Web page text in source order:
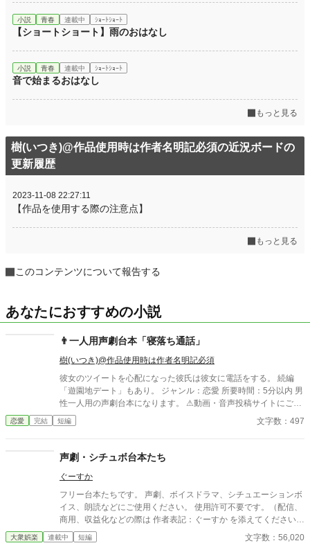
小説 青春 連載中 ｼｮｰﾄｼｮｰﾄ
【ショートショート】雨のおはなし
小説 青春 連載中 ｼｮｰﾄｼｮｰﾄ
音で始まるおはなし
もっと見る
樹(いつき)@作品使用時は作者名明記必須の近況ボードの
更新履歴
2023-11-08 22:27:11
【作品を使用する際の注意点】
もっと見る
このコンテンツについて報告する
あなたにおすすめの小説
👨一人用声劇台本「寝落ち通話」
樹(いつき)@作品使用時は作者名明記必須
彼女のツイートを心配になった彼氏は彼女に電話をする。 続編
「遊園地デート」もあり。 ジャンル：恋愛 所要時間：5分以内 男
性一人用の声劇台本になります。 ⚠動画・音声投稿サイトにご使
用になる場合⚠ ・使用許可は不要ですが、自作発言や転載はもち
ろん禁止です。著作権は放棄しておりません。必ず作者名の樹(い
合には台本使用を禁止します) ・語尾変更や方言などの多少のア
うなアレンジやエフェクトなどはご遠慮願います。 その他の詳細
は【作品を使用する際の注意点】をご覧下さい。
恋愛 完結 短編 文字数：497
声劇・シチュボ台本たち
ぐーすか
フリー台本たちです。 声劇、ボイスドラマ、シチュエーションボ
イス、朗読などにご使用ください。 使用許可不要です。（配信、
商用、収益化などの際は 作者表記：ぐーすか を添えてください。
できれば一報いただけると助かります） 自作発言・過度な改変は
許可していません。
大衆娯楽 連載中 短編 文字数：56,020